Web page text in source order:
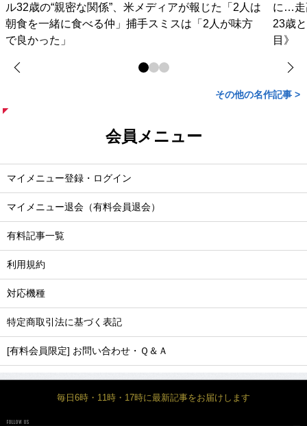
ル32歳の“親密な関係”、米メディアが報じた「2人は
朝食を一緒に食べる仲」捕手スミスは「2人が味方
で良かった」
に…走
23歳
目》
その他の名作記事 >
会員メニュー
マイメニュー登録・ログイン
マイメニュー退会（有料会員退会）
有料記事一覧
利用規約
対応機種
特定商取引法に基づく表記
[有料会員限定] お問い合わせ・Ｑ＆Ａ
毎日6時・11時・17時に最新記事をお届けします
FOLLOW US